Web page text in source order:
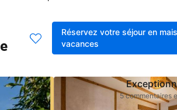
Réservez votre séjour en
vacances
5 commentaires